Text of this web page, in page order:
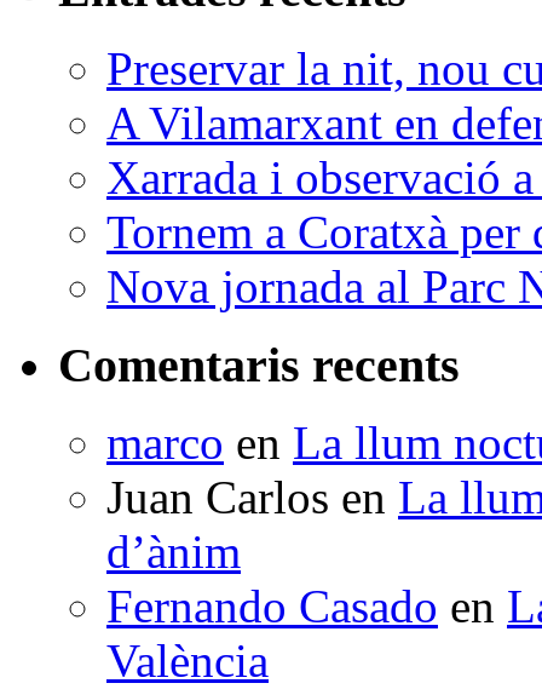
Preservar la nit, nou
A Vilamarxant en
Xarrada i observació
Tornem a Coratxà per
Nova jornada al Parc
Comentaris recents
marco en La llum
Juan Carlos en La
d’ànim
Fernando Casado en
València